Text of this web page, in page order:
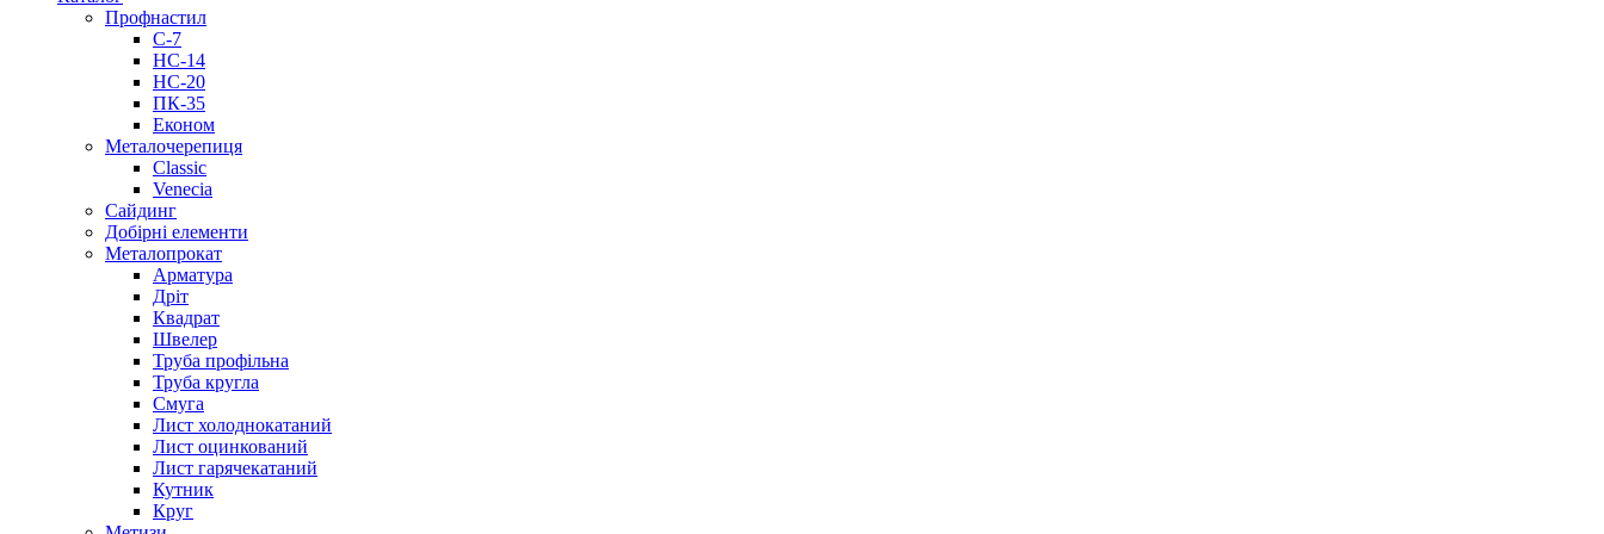
Профнастил
С-7
НС-14
НС-20
ПК-35
Економ
Металочерепиця
Classic
Venecia
Сайдинг
Добірні елементи
Металопрокат
Арматура
Дріт
Квадрат
Швелер
Труба профільна
Труба кругла
Смуга
Лист холоднокатаний
Лист оцинкований
Лист гарячекатаний
Кутник
Круг